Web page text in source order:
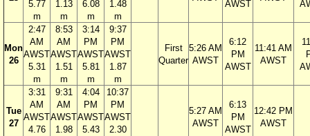
5.77
m
1.13
m
6.08
m
1.48
m
AWST
Mon
26
2:47
AM
AWST
5.31
m
8:53
AM
AWST
1.51
m
3:14
PM
AWST
5.81
m
9:37
PM
AWST
1.87
m
First
Quarter
5:26 AM
AWST
6:12
PM
AWST
11:41 AM
AWST
Tue
27
3:31
AM
AWST
4.76
9:31
AM
AWST
1.98
4:04
PM
AWST
5.43
10:37
PM
AWST
2.30
5:27 AM
AWST
6:13
PM
AWST
12:42 PM
AWST